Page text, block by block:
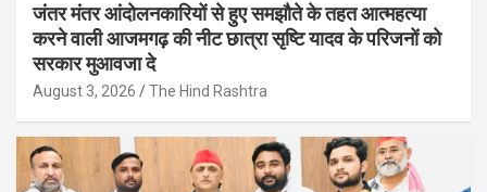
जंतर मंतर आंदोलनकारियों से हुए समझौते के तहत आत्महत्या
करने वाली आजमगढ़ की नीट छात्रा सृष्टि यादव के परिजनों को
सरकार मुआवजा दे
August 3, 2026 The Hind Rashtra